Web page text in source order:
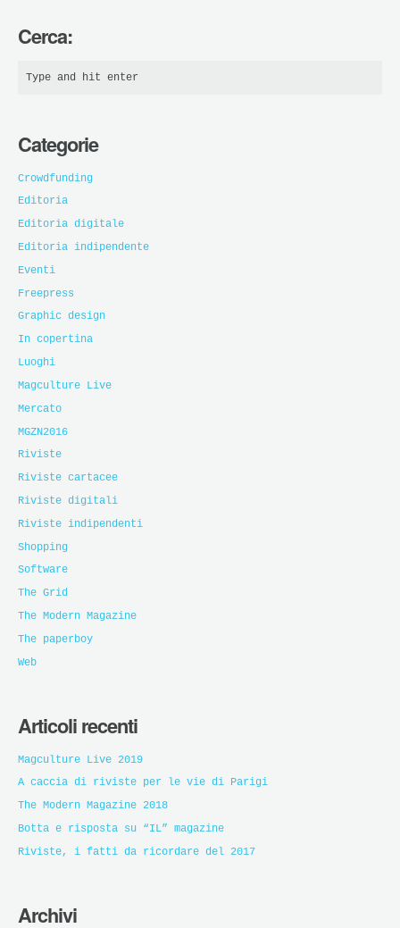
Cerca:
Categorie
Crowdfunding
Editoria
Editoria digitale
Editoria indipendente
Eventi
Freepress
Graphic design
In copertina
Luoghi
Magculture Live
Mercato
MGZN2016
Riviste
Riviste cartacee
Riviste digitali
Riviste indipendenti
Shopping
Software
The Grid
The Modern Magazine
The paperboy
Web
Articoli recenti
Magculture Live 2019
A caccia di riviste per le vie di Parigi
The Modern Magazine 2018
Botta e risposta su “IL” magazine
Riviste, i fatti da ricordare del 2017
Archivi